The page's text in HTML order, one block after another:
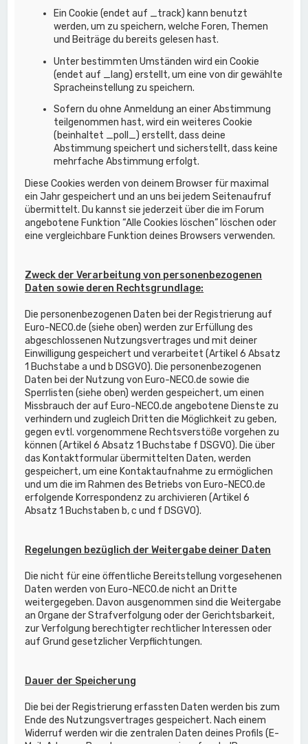
Ein Cookie (endet auf _track) kann benutzt
werden, um zu speichern, welche Foren, Themen
und Beiträge du bereits gelesen hast.
Unter bestimmten Umständen wird ein Cookie
(endet auf _lang) erstellt, um eine von dir gewählte
Spracheinstellung zu speichern.
Sofern du ohne Anmeldung an einer Abstimmung
teilgenommen hast, wird ein weiteres Cookie
(beinhaltet _poll_) erstellt, dass deine
Abstimmung speichert und sicherstellt, dass keine
mehrfache Abstimmung erfolgt.
Diese Cookies werden von deinem Browser für maximal
ein Jahr gespeichert und an uns bei jedem Seitenaufruf
übermittelt. Du kannst sie jederzeit über die im Forum
angebotene Funktion “Alle Cookies löschen” löschen oder
eine vergleichbare Funktion deines Browsers verwenden.
Zweck der Verarbeitung von personenbezogenen
Daten sowie deren Rechtsgrundlage:
Die personenbezogenen Daten bei der Registrierung auf
Euro-NECO.de (siehe oben) werden zur Erfüllung des
abgeschlossenen Nutzungsvertrages und mit deiner
Einwilligung gespeichert und verarbeitet (Artikel 6 Absatz
1 Buchstabe a und b DSGVO). Die personenbezogenen
Daten bei der Nutzung von Euro-NECO.de sowie die
Sperrlisten (siehe oben) werden gespeichert, um einen
Missbrauch der auf Euro-NECO.de angebotene Dienste zu
verhindern und zugleich Dritten die Möglichkeit zu geben,
gegen evtl. vorgenommene Rechtsverstöße vorgehen zu
können (Artikel 6 Absatz 1 Buchstabe f DSGVO). Die über
das Kontaktformular übermittelten Daten, werden
gespeichert, um eine Kontaktaufnahme zu ermöglichen
und um die im Rahmen des Betriebs von Euro-NECO.de
erfolgende Korrespondenz zu archivieren (Artikel 6
Absatz 1 Buchstaben b, c und f DSGVO).
Regelungen bezüglich der Weitergabe deiner Daten
Die nicht für eine öffentliche Bereitstellung vorgesehenen
Daten werden von Euro-NECO.de nicht an Dritte
weitergegeben. Davon ausgenommen sind die Weitergabe
an Organe der Strafverfolgung oder der Gerichtsbarkeit,
zur Verfolgung berechtigter rechtlicher Interessen oder
auf Grund gesetzlicher Verpflichtungen.
Dauer der Speicherung
Die bei der Registrierung erfassten Daten werden bis zum
Ende des Nutzungsvertrages gespeichert. Nach einem
Widerruf werden wir die zentralen Daten deines Profils (E-